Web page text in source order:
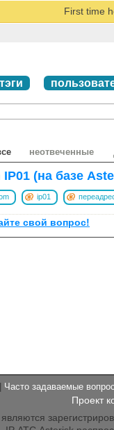
First time
тэги
неотвеченные
(на базе
ip01
свой вопрос!
| Часто задаваемые
Проект